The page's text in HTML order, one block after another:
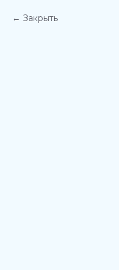
Закрыть